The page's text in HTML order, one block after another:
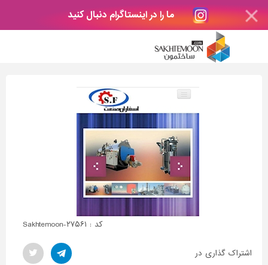
ما را در اینستاگرام دنبال کنید
کد : Sakhtemoon-۲۷۵۶۱
اشتراک گذاری در